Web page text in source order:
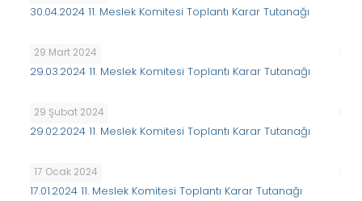
30.04.2024 11. Meslek Komitesi Toplantı Karar Tutanağı
29 Mart 2024
29.03.2024 11. Meslek Komitesi Toplantı Karar Tutanağı
29 Şubat 2024
29.02.2024 11. Meslek Komitesi Toplantı Karar Tutanağı
17 Ocak 2024
17.01.2024 11. Meslek Komitesi Toplantı Karar Tutanağı